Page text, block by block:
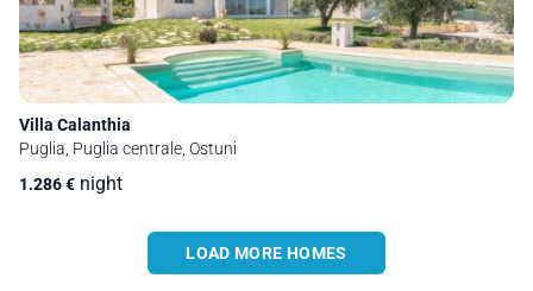
Villa Calanthia
Puglia, Puglia centrale, Ostuni
1.286€ night
LOAD MORE HOMES